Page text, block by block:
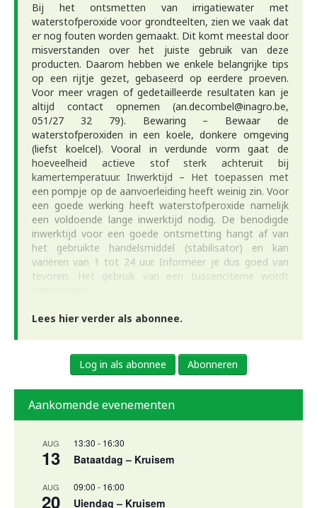
Bij het ontsmetten van irrigatiewater met
waterstofperoxide voor grondteelten, zien we vaak dat
er nog fouten worden gemaakt. Dit komt meestal door
misverstanden over het juiste gebruik van deze
producten. Daarom hebben we enkele belangrijke tips
op een rijtje gezet, gebaseerd op eerdere proeven.
Voor meer vragen of gedetailleerde resultaten kan je
altijd contact opnemen (an.decombel@inagro.be,
051/27 32 79). Bewaring – Bewaar de
waterstofperoxiden in een koele, donkere omgeving
(liefst koelcel). Vooral in verdunde vorm gaat de
hoeveelheid actieve stof sterk achteruit bij
kamertemperatuur. Inwerktijd – Het toepassen met
een pompje op de aanvoerleiding heeft weinig zin. Voor
een goede werking heeft waterstofperoxide namelijk
een voldoende lange inwerktijd nodig. De benodigde
inwerktijd voor een goede ontsmetting hangt af van
het gebruikte handelsmiddel (stabilisator) en kan
variëren van 1 tot 24 uur. Informeer je dus goed van
tevoren. Het gebruik van een tussenciterne wordt
Lees hier verder als abonnee.
Log in als abonnee Abonneren
Aankomende evenementen
AUG
13
13:30 - 16:30
Bataatdag – Kruisem
AUG
20
09:00 - 16:00
Uiendag – Kruisem